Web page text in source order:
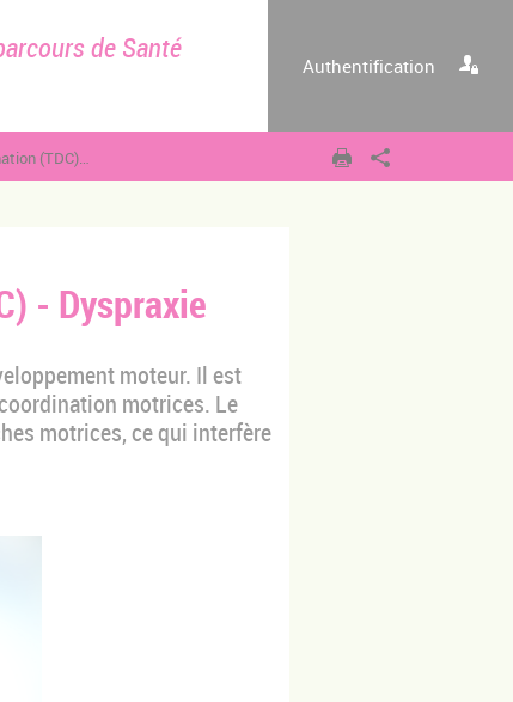
Authentification
de Santé
- Dyspraxie
- Dyspraxie
moteur. Il est
motrices. Le
motrices, ce qui interfère